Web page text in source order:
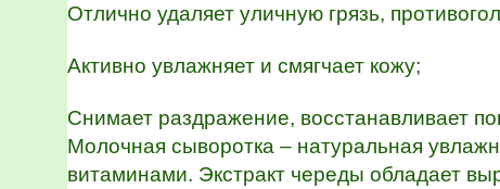
Отлично удаляет уличную грязь,
Активно увлажняет и смягчает кожу;
Снимает раздражение, восстанавливает
Молочная сыворотка – натуральная
витаминами. Экстракт череды обладает